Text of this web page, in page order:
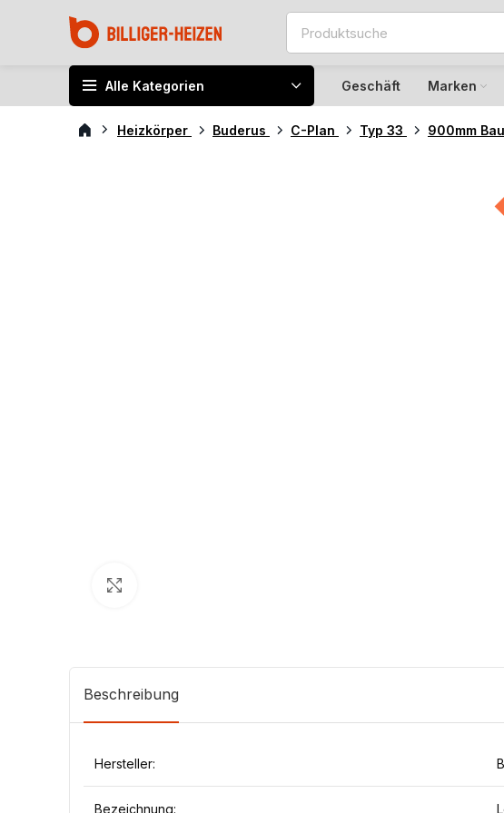
Alle Kategorien Geschäft Marken
Heizkörper Buderus C-Plan Typ 33 900mm
Beschreibung
Hersteller:
Bezeichnung: